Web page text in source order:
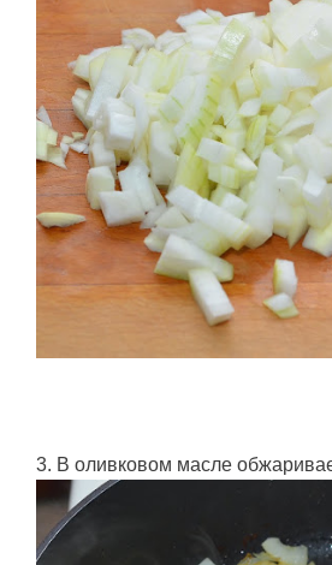
3. В оливковом масле